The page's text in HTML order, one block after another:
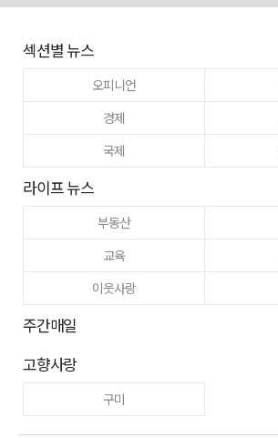
섹션별 뉴스
오피니언
경제
국제
라이프 뉴스
부동산
교육
이웃사랑
주간매일
고향사랑
구미